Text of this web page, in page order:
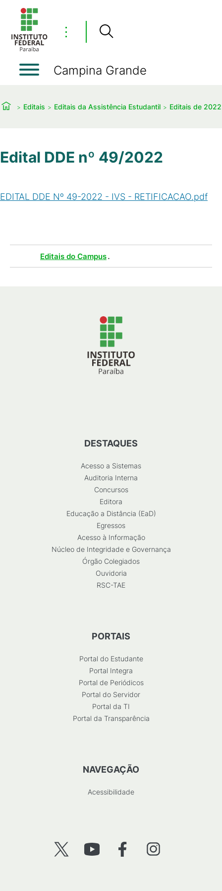
⋮
Campina Grande
Editais Editais da Assistência Estudantil Editais de 2022
Edital DDE nº 49/2022
EDITAL DDE Nº 49-2022 - IVS - RETIFICACAO.pdf
Editais do Campus.
DESTAQUES
Acesso a Sistemas
Auditoria Interna
Concursos
Editora
Educação a Distância (EaD)
Egressos
Acesso à Informação
Núcleo de Integridade e Governança
Órgão Colegiados
Ouvidoria
RSC-TAE
PORTAIS
Portal do Estudante
Portal Integra
Portal de Periódicos
Portal do Servidor
Portal da TI
Portal da Transparência
NAVEGAÇÃO
Acessibilidade